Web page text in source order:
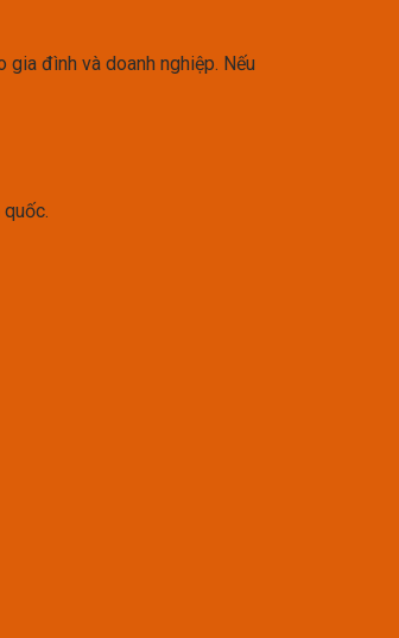
đình và doanh nghiệp. Nếu